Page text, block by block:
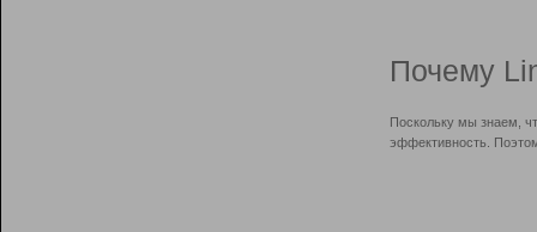
Почему
Поскольку мы знаем,
эффективность.